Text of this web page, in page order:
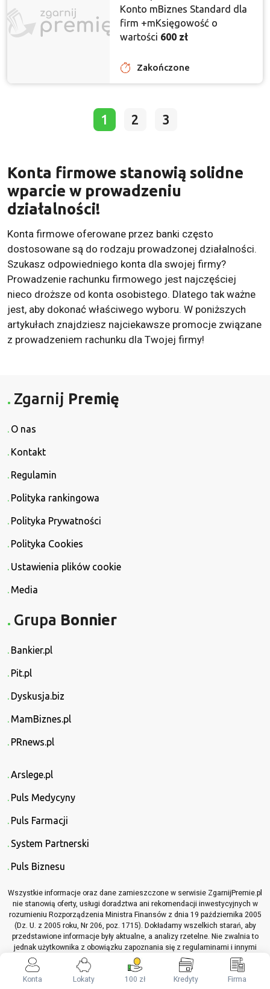
Konto mBiznes Standard dla
firm +mKsięgowość o
wartości 600 zł
Zakończone
1 2 3
Konta firmowe stanowią solidne
wparcie w prowadzeniu
działalności!
Konta firmowe oferowane przez banki często
dostosowane są do rodzaju prowadzonej działalności.
Szukasz odpowiedniego konta dla swojej firmy?
Prowadzenie rachunku firmowego jest najczęściej
nieco droższe od konta osobistego. Dlatego tak ważne
jest, aby dokonać właściwego wyboru. W poniższych
artykułach znajdziesz najciekawsze promocje związane
z prowadzeniem rachunku dla Twojej firmy!
Zgarnij Premię
O nas
Kontakt
Regulamin
Polityka rankingowa
Polityka Prywatności
Polityka Cookies
Ustawienia plików cookie
Media
Grupa Bonnier
Bankier.pl
Pit.pl
Dyskusja.biz
MamBiznes.pl
PRnews.pl
Arslege.pl
Puls Medycyny
Puls Farmacji
System Partnerski
Puls Biznesu
Wszystkie informacje oraz dane zamieszczone w serwisie ZgarnijPremie.pl
nie stanowią oferty, usługi doradztwa ani rekomendacji inwestycyjnych w
rozumieniu Rozporządzenia Ministra Finansów z dnia 19 października 2005
(Dz. U. z 2005 roku, Nr 206, poz. 1715). Dokładamy wszelkich starań, aby
przedstawione informacje były aktualne, a analizy rzetelne. Nie zwalnia to
jednak użytkownika z obowiązku zapoznania się z regulaminami i innymi
materiałami informacyjnymi, które dotyczą opisywanych produktów lub
usług, przed podjęciem jakichkolwiek decyzji z nimi związanych.
Konta
Lokaty 100 zł Kredyty Firma